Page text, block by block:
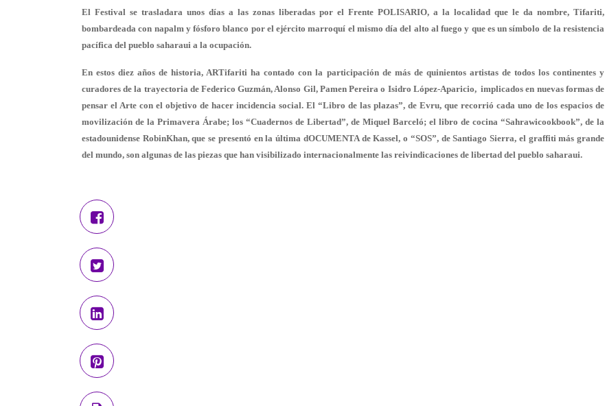
El Festival se trasladara unos días a las zonas liberadas por el Frente POLISARIO, a la localidad que le da nombre, Tifariti,
bombardeada con napalm y fósforo blanco por el ejército marroquí el mismo día del alto al fuego y que es un símbolo de la resistencia
pacífica del pueblo saharaui a la ocupación.
En estos diez años de historia, ARTifariti ha contado con la participación de más de quinientos artistas de todos los continentes y
curadores de la trayectoria de Federico Guzmán, Alonso Gil, Pamen Pereira o Isidro López-Aparicio, implicados en nuevas formas de
pensar el Arte con el objetivo de hacer incidencia social. El “Libro de las plazas”, de Evru, que recorrió cada uno de los espacios de
movilización de la Primavera Árabe; los “Cuadernos de Libertad”, de Miquel Barceló; el libro de cocina “Sahrawicookbook”, de la
estadounidense RobinKhan, que se presentó en la última dOCUMENTA de Kassel, o “SOS”, de Santiago Sierra, el graffiti más grande
del mundo, son algunas de las piezas que han visibilizado internacionalmente las reivindicaciones de libertad del pueblo saharaui.